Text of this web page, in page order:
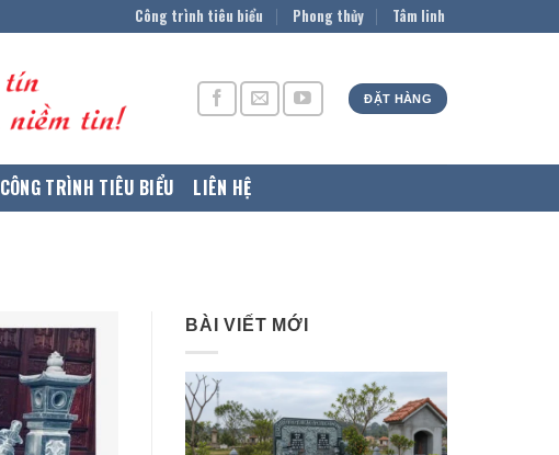
Công trình tiêu biểu Phong thủy Tâm linh
ĐẶT HÀNG
CÔNG TRÌNH TIÊU BIỂU LIÊN HỆ
BÀI VIẾT MỚI